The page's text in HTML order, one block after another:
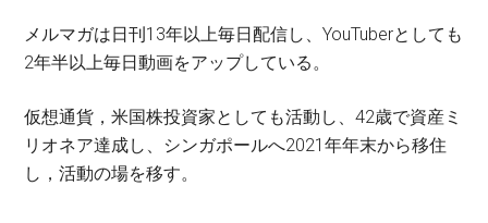
メルマガは日刊13年以上毎日配信し、YouTuberとしても
2年半以上毎日動画をアップしている。
仮想通貨，米国株投資家としても活動し、42歳で資産ミ
リオネア達成し、シンガポールへ2021年年末から移住
し，活動の場を移す。